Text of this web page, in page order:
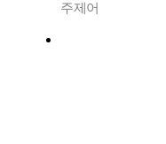
주제어